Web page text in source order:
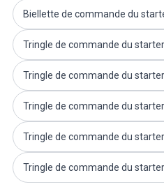
Volvo PV/Duett Transmission/
Système de refroidissement
Pièces pour moteurs Volvo PV/
Volvo PV/Duett Divers
Tringlerie de l'accélérateur du
Volvo PV/Duett Heater/Fresh Air
Volvo PV/Duett Roues/Enjoliveurs
Pièces Volvo Amazon
Volvo Amazon Pièces de
Volvo Amazon Système de
Volvo Amazon Système de
Biellette de commande du
Tringle de commande du
Tringle de commande du
Tringle de commande du
Tringle de commande du
Tringle de commande du